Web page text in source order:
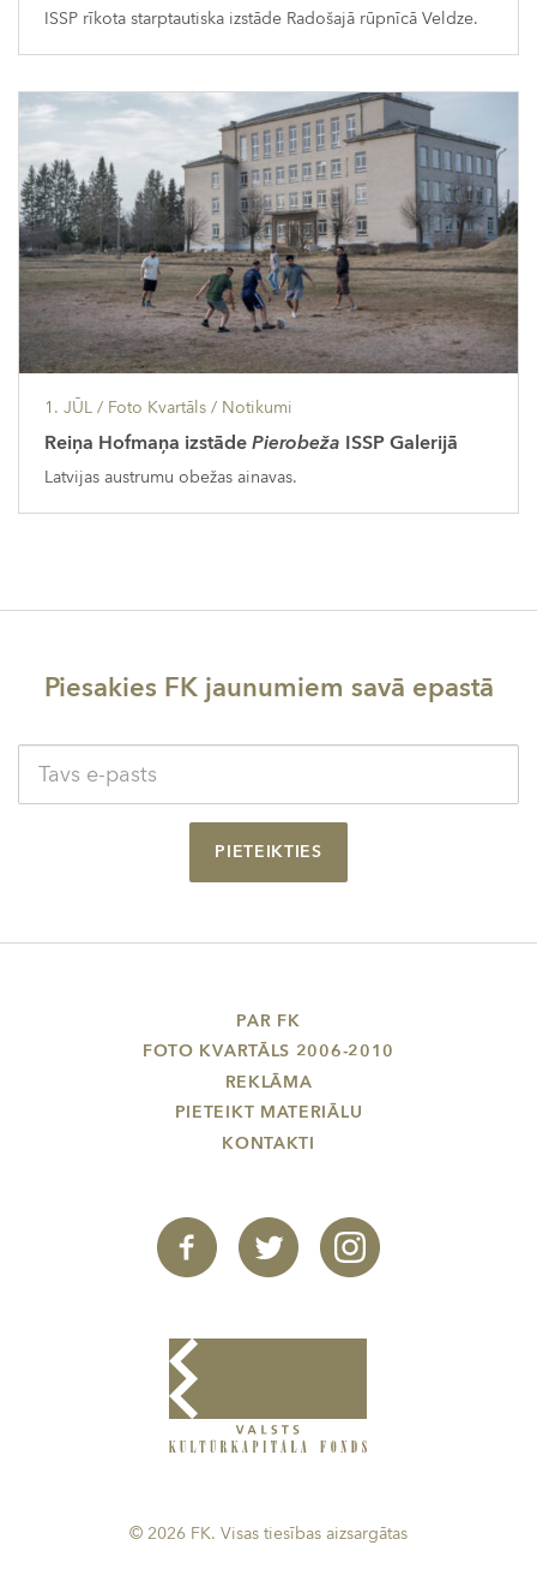
ISSP rīkota starptautiska izstāde Radošajā rūpnīcā Veldze.
1. JŪL / Foto Kvartāls / Notikumi
Reiņa Hofmaņa izstādePierobeža ISSP Galerijā
Latvijas austrumu obežas ainavas.
Piesakies FK jaunumiem savā epastā
PIETEIKTIES
PAR FK
FOTO KVARTĀLS 2006-2010
REKLĀMA
PIETEIKT MATERIĀLU
KONTAKTI
© 2026 FK. Visas tiesības aizsargātas